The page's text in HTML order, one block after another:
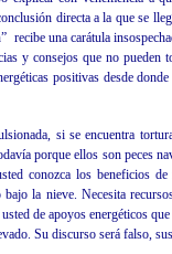
directa a la que se
recibe una carátula
y consejos que no
positivas desde
si se encuentra
porque ellos son peces
conozca los beneficios
la nieve. Necesita
de apoyos energéticos
Su discurso será falso,